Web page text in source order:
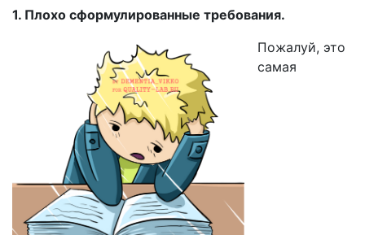
1. Плохо сформулированные требования.
Пожалуй, это
самая